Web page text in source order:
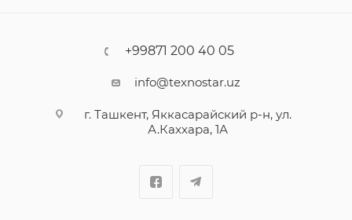
+99871 200 40 05
info@texnostar.uz
г. Ташкент, Яккасарайский р-н, ул.
А.Каххара, 1А